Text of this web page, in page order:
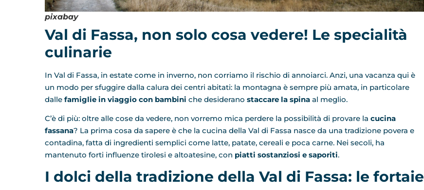
pixabay
Val di Fassa, non solo cosa vedere! Le specialità
culinarie
In Val di Fassa, in estate come in inverno, non corriamo il rischio di annoiarci. Anzi, una vacanza qui è
un modo per sfuggire dalla calura dei centri abitati: la montagna è sempre più amata, in particolare
dalle famiglie in viaggio con bambini che desiderano staccare la spina al meglio.
C’è di più: oltre alle cose da vedere, non vorremo mica perdere la possibilità di provare la cucina
fassana? La prima cosa da sapere è che la cucina della Val di Fassa nasce da una tradizione povera e
contadina, fatta di ingredienti semplici come latte, patate, cereali e poca carne. Nei secoli, ha
mantenuto forti influenze tirolesi e altoatesine, con piatti sostanziosi e saporiti.
I dolci della tradizione della Val di Fassa: le fortaie